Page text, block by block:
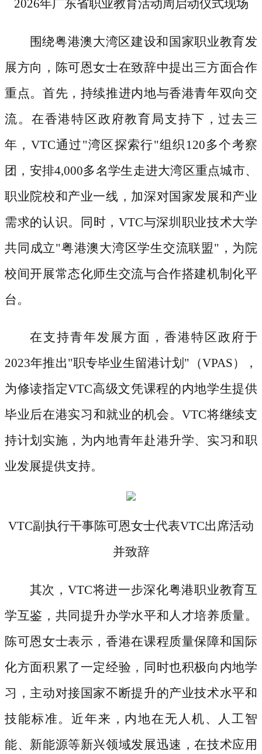
2026年广东省职业教育活动周启动仪式现场
围绕粤港澳大湾区建设和国家职业教育发
展方向，陈可恩女士在致辞中提出三方面合作
重点。首先，持续推进内地与香港青年双向交
流。在香港特区政府教育局支持下，过去三
年， VTC通过"湾区探索行"组织120多个考察
团，安排4,000多名学生走进大湾区重点城市、
职业院校和产业一线，加深对国家发展和产业
需求的认识。同时，VTC与深圳职业技术大学
共同成立"粤港澳大湾区学生交流联盟"，为院
校间开展常态化师生交流与合作搭建机制化平
台。
在支持青年发展方面，香港特区政府于
2023年推出"职专毕业生留港计划"（VPAS），
为修读指定VTC高级文凭课程的内地学生提供
毕业后在港实习和就业的机会。VTC将继续支
持计划实施，为内地青年赴港升学、实习和职
业发展提供支持。
VTC副执行干事陈可恩女士代表VTC出席活动
并致辞
其次， VTC将进一步深化粤港职业教育互
学互鉴，共同提升办学水平和人才培养质量。
陈可恩女士表示，香港在课程质量保障和国际
化方面积累了一定经验，同时也积极向内地学
习，主动对接国家不断提升的产业技术水平和
技能标准。近年来，内地在无人机、人工智
能、新能源等新兴领域发展迅速，在技术应用